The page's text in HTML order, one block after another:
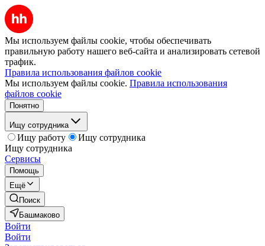
Мы используем файлы cookie, чтобы обеспечивать
правильную работу нашего веб-сайта и анализировать сетевой
трафик.
Правила использования файлов cookie
Мы используем файлы cookie. Правила использования
файлов cookie
Понятно
Ищу сотрудника
Ищу работу
Ищу сотрудника
Ищу сотрудника
Сервисы
Помощь
Ещё
Поиск
Башмаково
Войти
Войти